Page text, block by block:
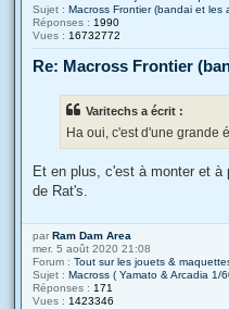
Sujet : Macross Frontier (bandai et les
Réponses : 1990
Vues : 16732772
Re: Macross Frontier
Varitechs a écrit :
Ha oui, c'est d'une grande
Et en plus, c'est à monter et à
de Rat's.
par Ram Dam Area
mer. 5 août 2020 21:08
Forum : Tout sur les jouets &
Sujet : Macross ( Yamato & Arcadia 1/
Réponses : 171
Vues : 1423346